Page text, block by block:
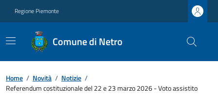
Regione Piemonte
Comune di Netro
Home / Novità / Notizie /
Referendum costituzionale del 22 e 23 marzo 2026 - Voto assistito